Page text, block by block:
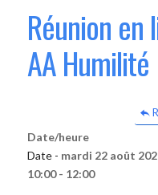
Réunion en
AA Humilité
Date/heure
Date - mardi 22 août
10:00 - 12:00